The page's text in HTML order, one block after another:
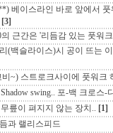
베이스라인 바로 앞에서 풋
[3]
의 근간은 '리듬감 있는 풋워크
(백슬라이스)시 공이 뜨는
비~) 스트로크사이에 풋워크
Shadow swing.. 포-백 크로스-
무릎이 펴지지 않는 장치.. [1]
과 랠리스피드